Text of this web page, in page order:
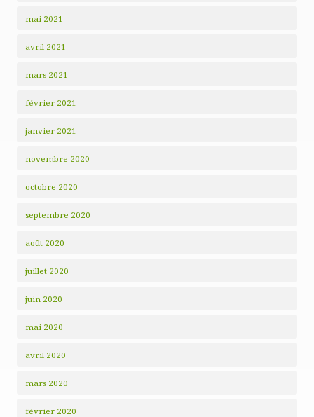
mai 2021
avril 2021
mars 2021
février 2021
janvier 2021
novembre 2020
octobre 2020
septembre 2020
août 2020
juillet 2020
juin 2020
mai 2020
avril 2020
mars 2020
février 2020